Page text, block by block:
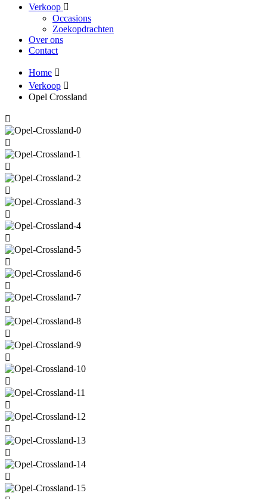
Verkoop
Occasions
Zoekopdrachten
Over ons
Contact
Home
Verkoop
Opel Crossland